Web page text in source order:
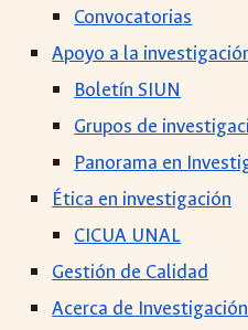
Convocatorias
Apoyo a la
Boletín SIUN
Grupos de
Panorama en
Ética en investigación
CICUA UNAL
Gestión de Calidad
Acerca de